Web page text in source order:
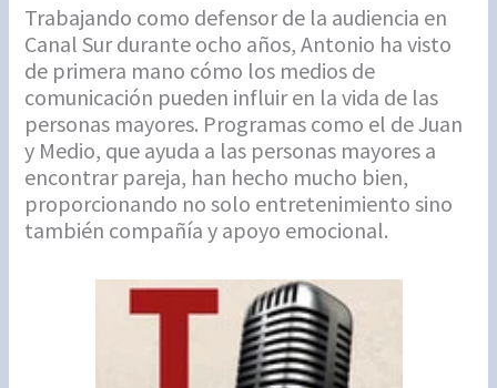
Trabajando como defensor de la audiencia en
Canal Sur durante ocho años, Antonio ha visto
de primera mano cómo los medios de
comunicación pueden influir en la vida de las
personas mayores. Programas como el de Juan
y Medio, que ayuda a las personas mayores a
encontrar pareja, han hecho mucho bien,
proporcionando no solo entretenimiento sino
también compañía y apoyo emocional.